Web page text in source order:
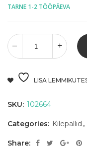
TARNE 1-2 TÖÖPÄEVA
LISA
SKU: 102664
Categories: Kilepallid ,
Share: